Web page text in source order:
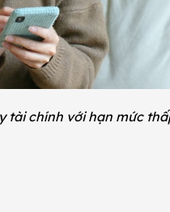
tài chính với hạn mức